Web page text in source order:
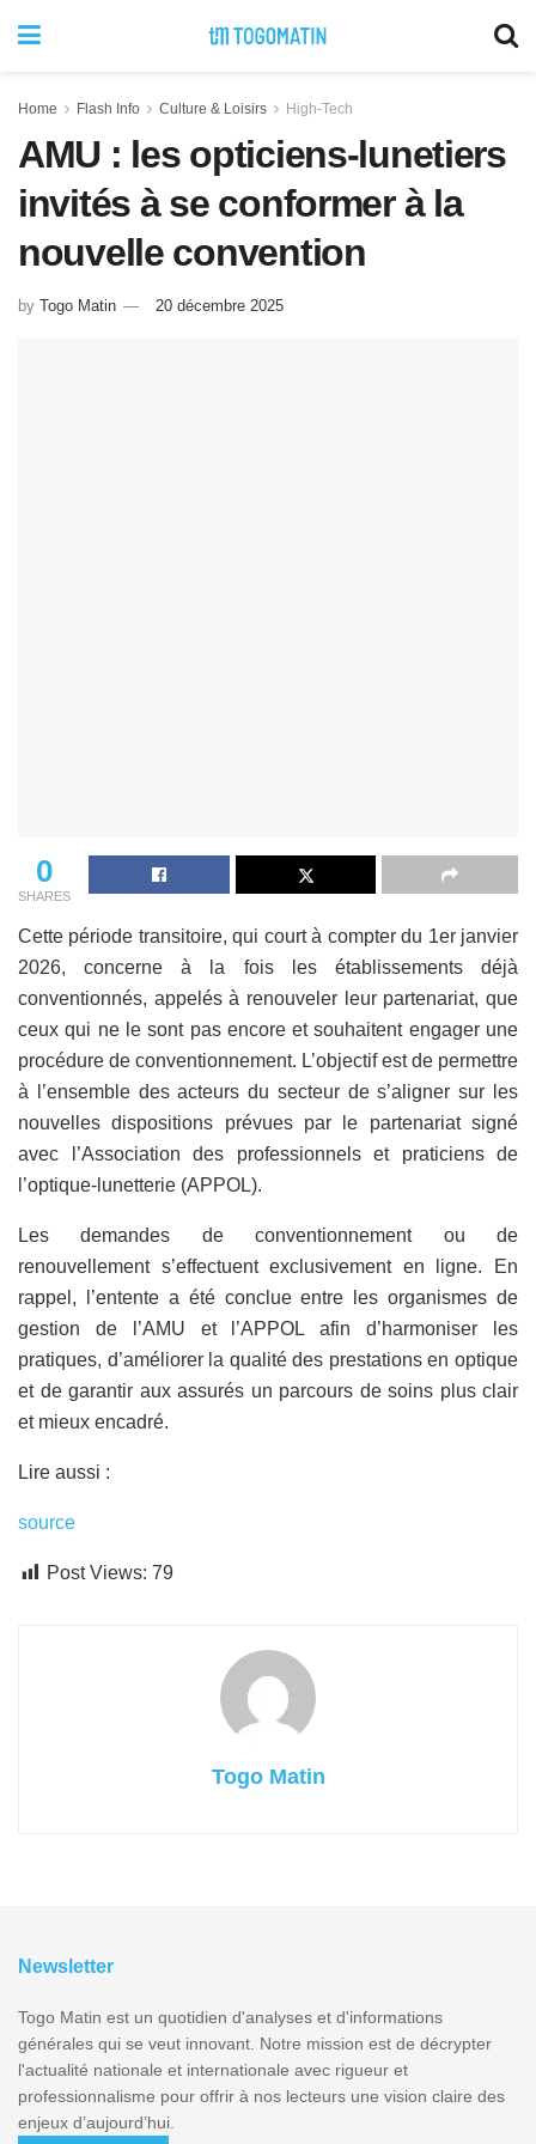
Home Flash Info Culture & Loisirs High-Tech
AMU : les opticiens-lunetiers
invités à se conformer à la
nouvelle convention
by Togo Matin 20 décembre 2025
0
SHARES
Cette période transitoire, qui court à compter du 1er janvier
2026, concerne à la fois les établissements déjà
conventionnés, appelés à renouveler leur partenariat, que
ceux qui ne le sont pas encore et souhaitent engager une
procédure de conventionnement. L’objectif est de permettre
à l’ensemble des acteurs du secteur de s’aligner sur les
nouvelles dispositions prévues par le partenariat signé
avec l’Association des professionnels et praticiens de
l’optique-lunetterie (APPOL).
Les demandes de conventionnement ou de
renouvellement s’effectuent exclusivement en ligne. En
rappel, l’entente a été conclue entre les organismes de
gestion de l’AMU et l’APPOL afin d’harmoniser les
pratiques, d’améliorer la qualité des prestations en optique
et de garantir aux assurés un parcours de soins plus clair
et mieux encadré.
Lire aussi :
source
Post Views: 79
Togo Matin
Newsletter
Togo Matin est un quotidien d'analyses et d'informations
générales qui se veut innovant. Notre mission est de décrypter
l'actualité nationale et internationale avec rigueur et
professionnalisme pour offrir à nos lecteurs une vision claire des
enjeux d’aujourd’hui.